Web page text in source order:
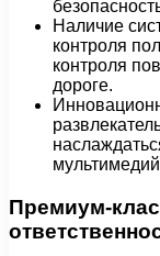
Наличие
контроля
контроля
дороге.
Премиум-